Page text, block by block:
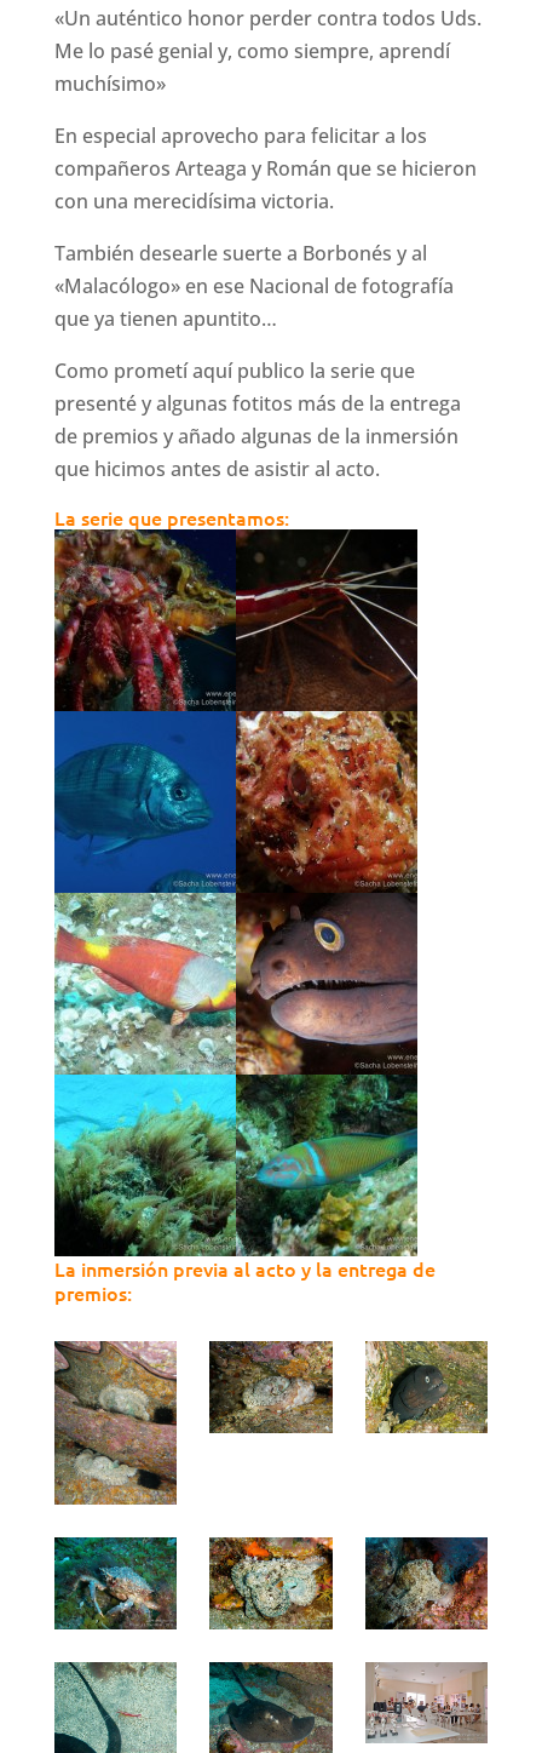
«Un auténtico honor perder contra todos Uds.
Me lo pasé genial y, como siempre, aprendí
muchísimo»
En especial aprovecho para felicitar a los
compañeros Arteaga y Román que se hicieron
con una merecidísima victoria.
También desearle suerte a Borbonés y al
«Malacólogo» en ese Nacional de fotografía
que ya tienen apuntito…
Como prometí aquí publico la serie que
presenté y algunas fotitos más de la entrega
de premios y añado algunas de la inmersión
que hicimos antes de asistir al acto.
La serie que presentamos:
La inmersión previa al acto y la entrega de
premios: